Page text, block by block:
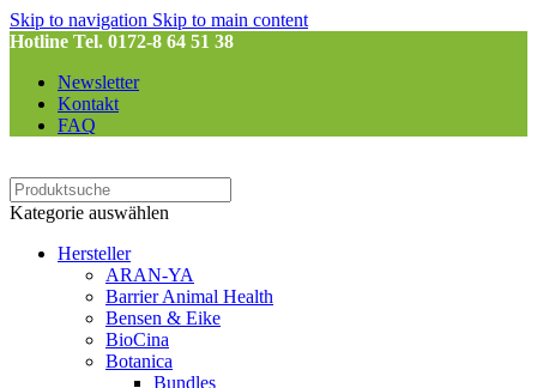
Skip to navigation Skip to main content
Hotline Tel. 0172-8 64 51 38
Newsletter
Kontakt
FAQ
Kategorie auswählen
Hersteller
ARAN-YA
Barrier Animal Health
Bensen & Eike
BioCina
Botanica
Bundles